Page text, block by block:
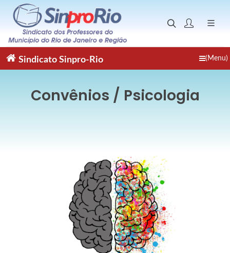
Sindicato Sinpro-Rio (Menu)
Convênios / Psicologia